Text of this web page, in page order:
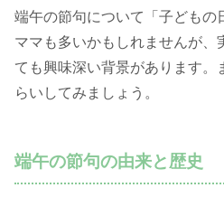
端午の節句について「子どもの
ママも多いかもしれませんが、
ても興味深い背景があります。
らいしてみましょう。
端午の節句の由来と歴史